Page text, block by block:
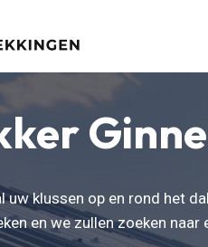
uw klussen op en rond het
en we zullen zoeken